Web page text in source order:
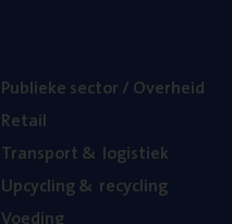
Publie­ke sec­tor / Overheid
Retail
Trans­port& logistiek
Upcy­cling& recycling
Voe­ding